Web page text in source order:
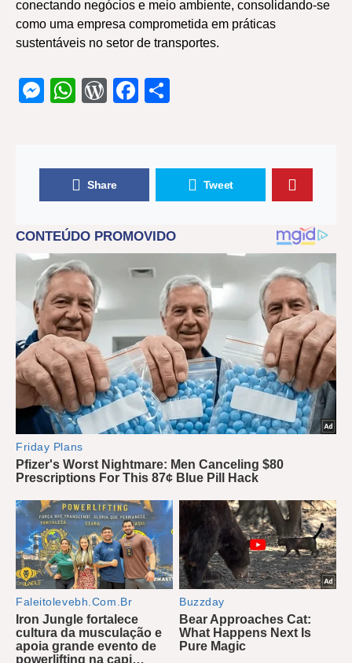
conectando negócios e meio ambiente, consolidando-se
como uma empresa comprometida em práticas
sustentáveis no setor de transportes.
Messenger
WhatsApp
WordPress
Facebook
Share Tweet